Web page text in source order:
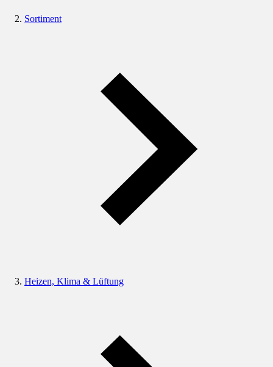
Sortiment
Heizen, Klima & Lüftung